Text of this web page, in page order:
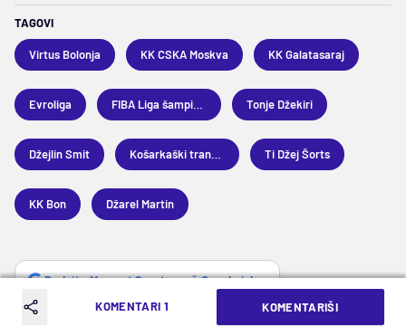
TAGOVI
Virtus Bolonja KK CSKA Moskva KK Galatasaraj
Evroliga Tonje Džekiri
Džejlin Smit Ti Džej Šorts
KK Bon Džarel Martin
Dodajte Mozzart Sport u vaš Google izbor
KOMENTARI 1 KOMENTARIŠI